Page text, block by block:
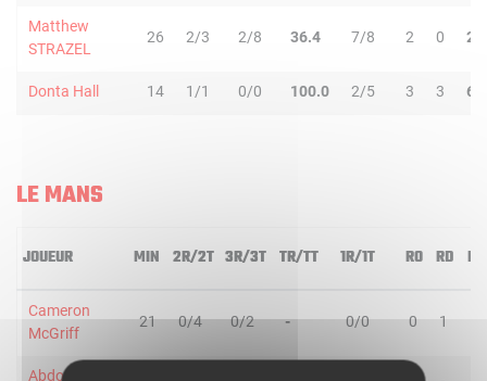
Matthew
STRAZEL
26 2/3 2/8 36.4 7/8 2 0 2
Donta Hall 14 1/1 0/0 100.0 2/5 3 3 6
LE MANS
JOUEUR MIN 2R/2T 3R/3T TR/TT 1R/1T RO RD RT
Cameron
McGriff
21 0/4 0/2 - 0/0 0 1
Abdoulaye